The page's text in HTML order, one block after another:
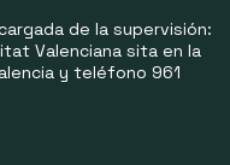
de la supervisión:
Valenciana sita en la
y teléfono 961